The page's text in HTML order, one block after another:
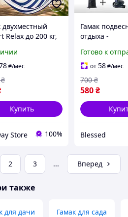
двухместный
Relax до 200 кг,
для кемпинга
₴/мес
₴
Купить
Store 100%
Гамак
отдыха -
тканевый
дачи, сада,
кемпинга
Готово к
от58₴/мес
580₴
700 ₴
Blessed
2 3 ... Вперед
также
для дачи Гамак для сада